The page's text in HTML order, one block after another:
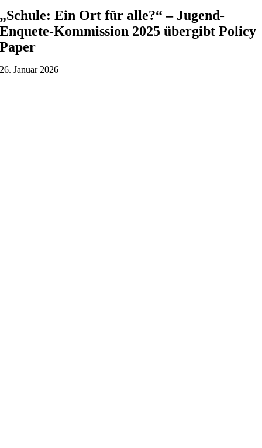
„Schule: Ein Ort für alle?“ – Jugend-
Enquete-Kommission 2025 übergibt Policy
Paper
26. Januar 2026